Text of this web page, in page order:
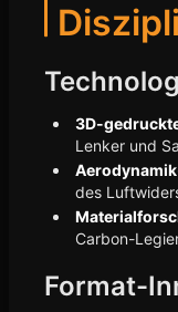
3D-
Lenker und
des
Carbon-
Format-